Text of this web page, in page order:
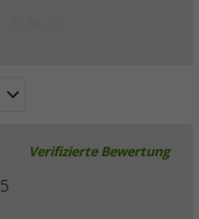
Verifizierte Bewertung